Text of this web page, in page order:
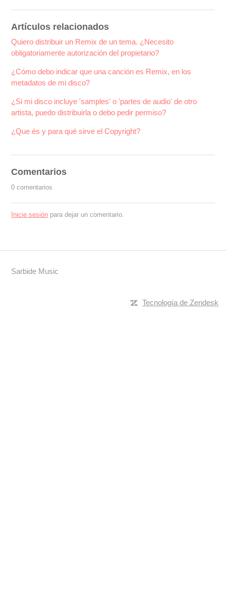
Artículos relacionados
Quiero distribuir un Remix de un tema. ¿Necesito
obligatoriamente autorización del propietario?
¿Cómo debo indicar que una canción es Remix, en los
metadatos de mi disco?
¿Si mi disco incluye 'samples' o 'partes de audio' de otro
artista, puedo distribuirla o debo pedir permiso?
¿Que és y para qué sirve el Copyright?
Comentarios
0 comentarios
Inicie sesión para dejar un comentario.
Sarbide Music
Tecnología de Zendesk